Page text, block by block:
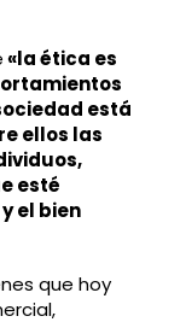
«la ética es
está
ellos las
esté
el bien
que hoy